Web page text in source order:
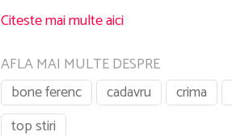
Citeste mai multe aici
AFLA MAI MULTE DESPRE
bone ferenc
cadavru crima
top stiri